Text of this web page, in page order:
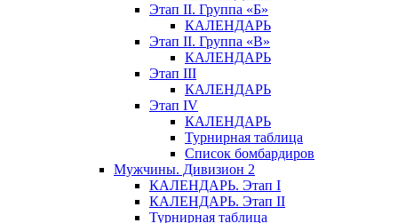
Этап II. Группа «Б»
КАЛЕНДАРЬ
Этап II. Группа «В»
КАЛЕНДАРЬ
Этап III
КАЛЕНДАРЬ
Этап IV
КАЛЕНДАРЬ
Турнирная таблица
Список бомбардиров
Мужчины. Дивизион 2
КАЛЕНДАРЬ. Этап I
КАЛЕНДАРЬ. Этап II
Турнирная таблица